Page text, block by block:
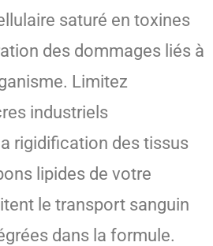
saturé en toxines
des dommages liés à
Limitez
industriels
rigidification des tissus
lipides de votre
le transport sanguin
dans la formule.